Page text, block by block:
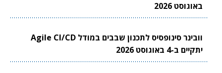
באוגוסט 2026
וובינר סינופסיס לתכנון שבבים במודל Agile CI/CD
יתקיים ב-4 באוגוסט 2026